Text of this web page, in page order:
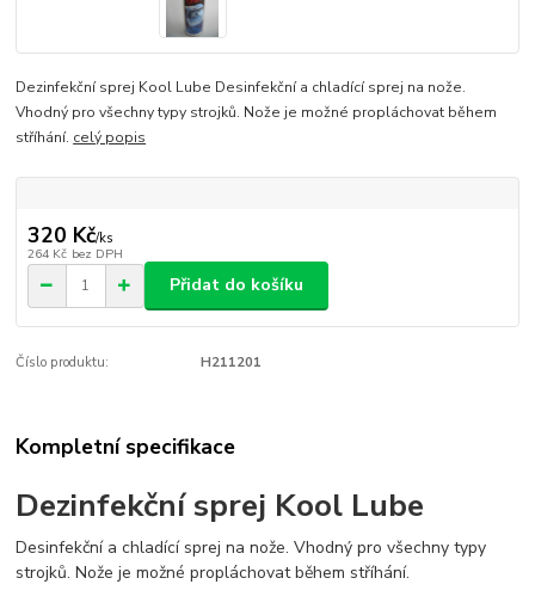
Dezinfekční sprej Kool Lube Desinfekční a chladící sprej na nože.
Vhodný pro všechny typy strojků. Nože je možné propláchovat během
stříhání. celý popis
320 Kč/ks
264 Kč bez DPH
Přidat do košíku
Číslo produktu: H211201
Kompletní specifikace
Dezinfekční sprej Kool Lube
Desinfekční a chladící sprej na nože. Vhodný pro všechny typy
strojků. Nože je možné propláchovat během stříhání.